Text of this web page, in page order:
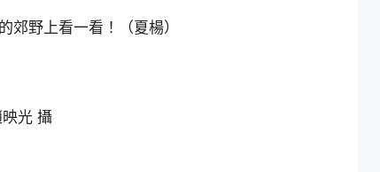
郊野上看一看！（夏楊）
光 攝